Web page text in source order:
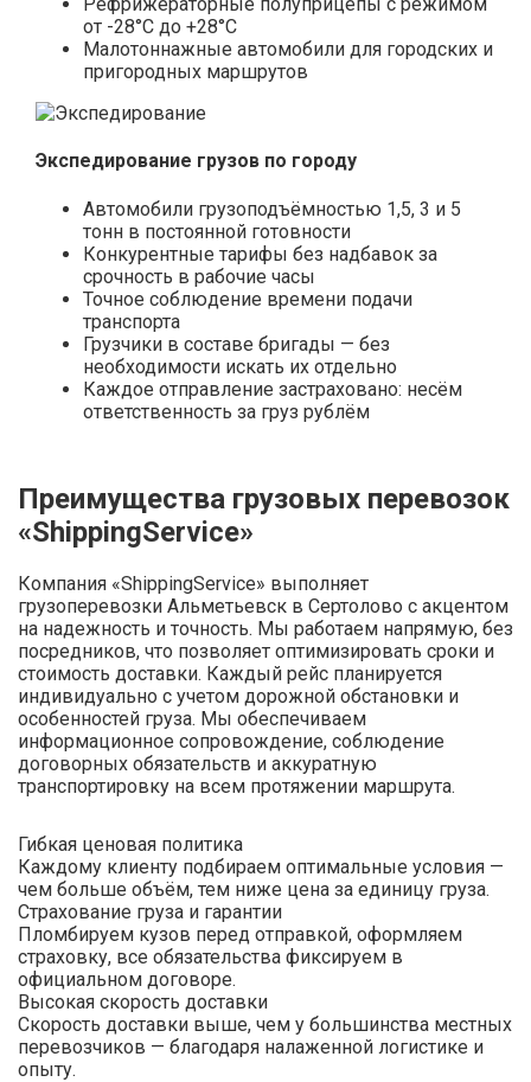
от -28°С до +28°С
Малотоннажные автомобили для городских и
пригородных маршрутов
Экспедирование грузов по городу
Автомобили грузоподъёмностью 1,5, 3 и 5
тонн в постоянной готовности
Конкурентные тарифы без надбавок за
срочность в рабочие часы
Точное соблюдение времени подачи
транспорта
Грузчики в составе бригады — без
необходимости искать их отдельно
Каждое отправление застраховано: несём
ответственность за груз рублём
Преимущества грузовых перевозок
«ShippingService»
Компания «ShippingService» выполняет
грузоперевозки Альметьевск в Сертолово с акцентом
на надежность и точность. Мы работаем напрямую, без
посредников, что позволяет оптимизировать сроки и
стоимость доставки. Каждый рейс планируется
индивидуально с учетом дорожной обстановки и
особенностей груза. Мы обеспечиваем
информационное сопровождение, соблюдение
договорных обязательств и аккуратную
транспортировку на всем протяжении маршрута.
Гибкая ценовая политика
Каждому клиенту подбираем оптимальные условия —
чем больше объём, тем ниже цена за единицу груза.
Страхование груза и гарантии
Пломбируем кузов перед отправкой, оформляем
страховку, все обязательства фиксируем в
официальном договоре.
Высокая скорость доставки
Скорость доставки выше, чем у большинства местных
перевозчиков — благодаря налаженной логистике и
опыту.